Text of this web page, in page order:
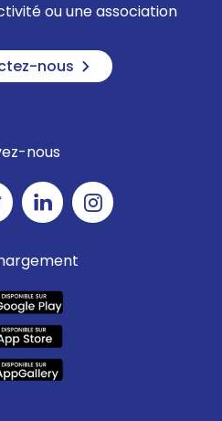
ou une association
nous
nous